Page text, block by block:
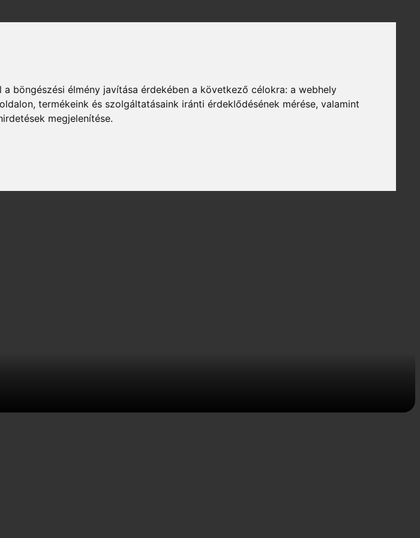
böngészési élmény javítása érdekében a következő célokra:a webhely
,termékeink és szolgáltatásaink iránti érdeklődésének mérése, valamint
megjelenítése.